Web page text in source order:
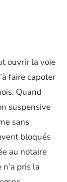
ouvrir la voie
faire capoter
Quand
suspensive
sans
bloqués
au notaire
pris la